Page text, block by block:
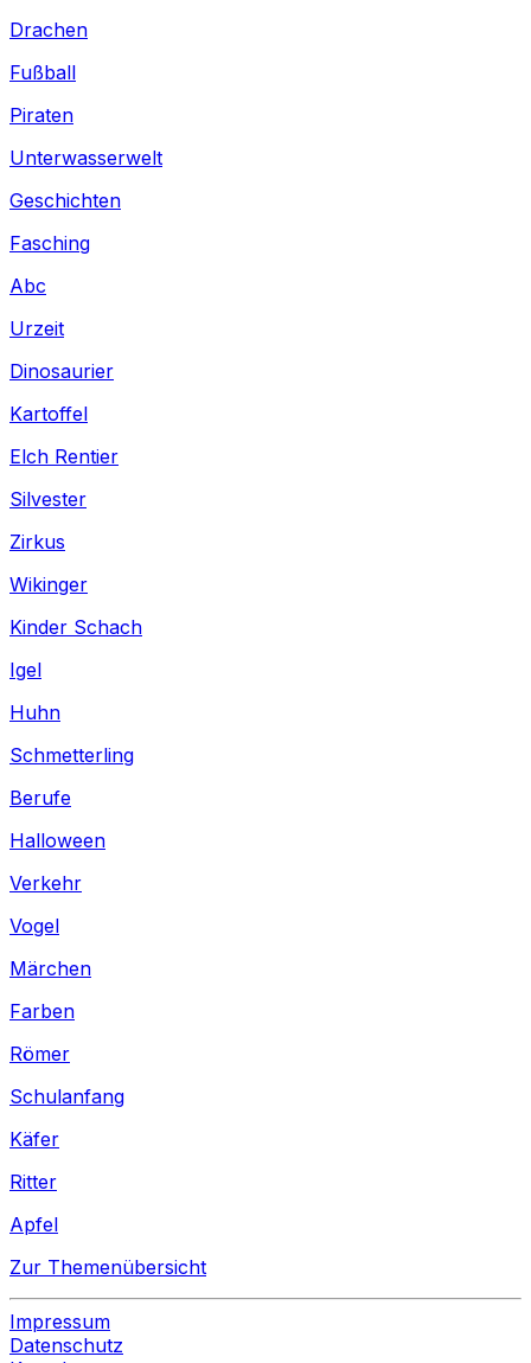
Drachen
Fußball
Piraten
Unterwasserwelt
Geschichten
Fasching
Abc
Urzeit
Dinosaurier
Kartoffel
Elch Rentier
Silvester
Zirkus
Wikinger
Kinder Schach
Igel
Huhn
Schmetterling
Berufe
Halloween
Verkehr
Vogel
Märchen
Farben
Römer
Schulanfang
Käfer
Ritter
Apfel
Zur Themenübersicht
Impressum
Datenschutz